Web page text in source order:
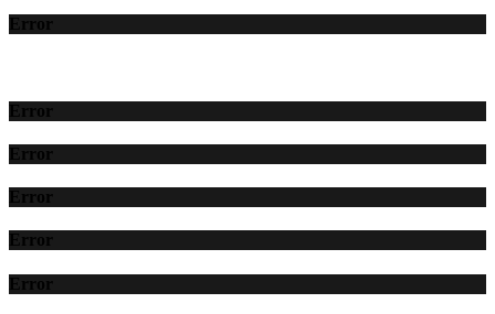
Error
Error
Error
Error
Error
Error